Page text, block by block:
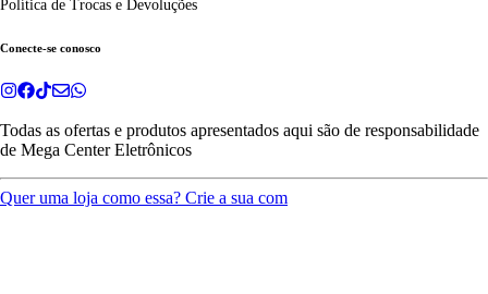
Política de Trocas e Devoluções
Conecte-se conosco
Todas as ofertas e produtos apresentados aqui são de responsabilidade
de Mega Center Eletrônicos
Quer uma loja como essa? Crie a sua com